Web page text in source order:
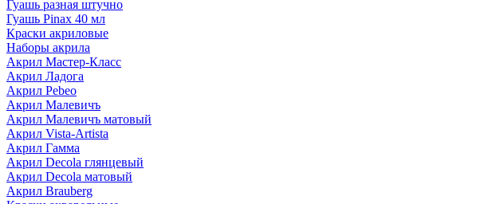
Гуашь разная штучно
Гуашь Pinax 40 мл
Краски акриловые
Наборы акрила
Акрил Мастер-Класс
Акрил Ладога
Акрил Pebeo
Акрил Малевичъ
Акрил Малевичъ матовый
Акрил Vista-Artista
Акрил Гамма
Акрил Decola глянцевый
Акрил Decola матовый
Акрил Brauberg